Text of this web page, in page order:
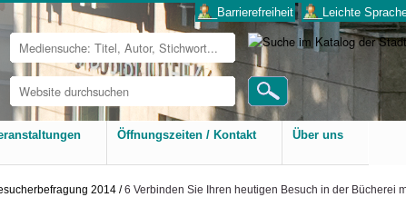
Website
durchsuchen
Erweiterte
Suche…
___Barrierefreiheit ___Leichte
Öffnungszeiten / Kontakt Über uns
2014 /6 Verbinden Sie Ihren heutigen Besuch in der Bücherei